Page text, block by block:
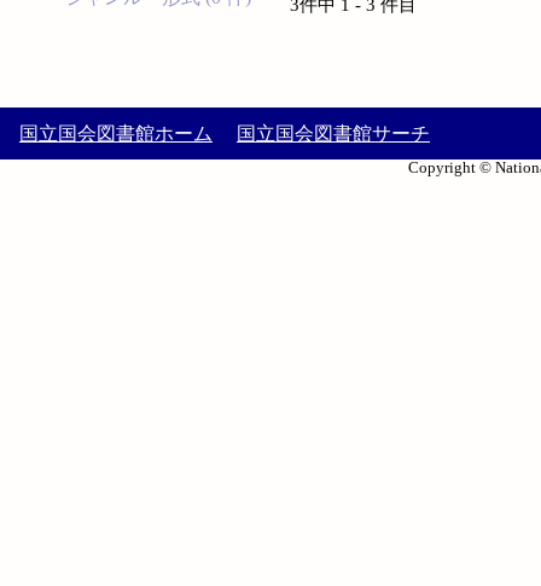
3件中 1 - 3 件目
国立国会図書館ホーム 国立国会図書館サーチ
Copyright ©